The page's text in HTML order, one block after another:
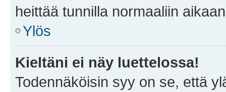
heittää tunnilla normaaliin
Ylös
Kieltäni ei näy luettelossa!
Todennäköisin syy on se, että